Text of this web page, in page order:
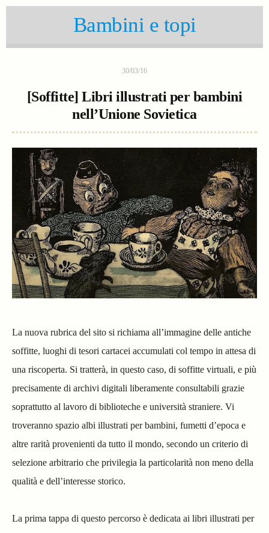
Bambini e topi
30/03/16
[Soffitte] Libri illustrati per bambini
nell’Unione Sovietica
La nuova rubrica del sito si richiama all’immagine delle antiche
soffitte, luoghi di tesori cartacei accumulati col tempo in attesa di
una riscoperta. Si tratterà, in questo caso, di soffitte virtuali, e più
precisamente di archivi digitali liberamente consultabili grazie
soprattutto al lavoro di biblioteche e università straniere. Vi
troveranno spazio albi illustrati per bambini, fumetti d’epoca e
altre rarità provenienti da tutto il mondo, secondo un criterio di
selezione arbitrario che privilegia la particolarità non meno della
qualità e dell’interesse storico.
La prima tappa di questo percorso è dedicata ai libri illustrati per